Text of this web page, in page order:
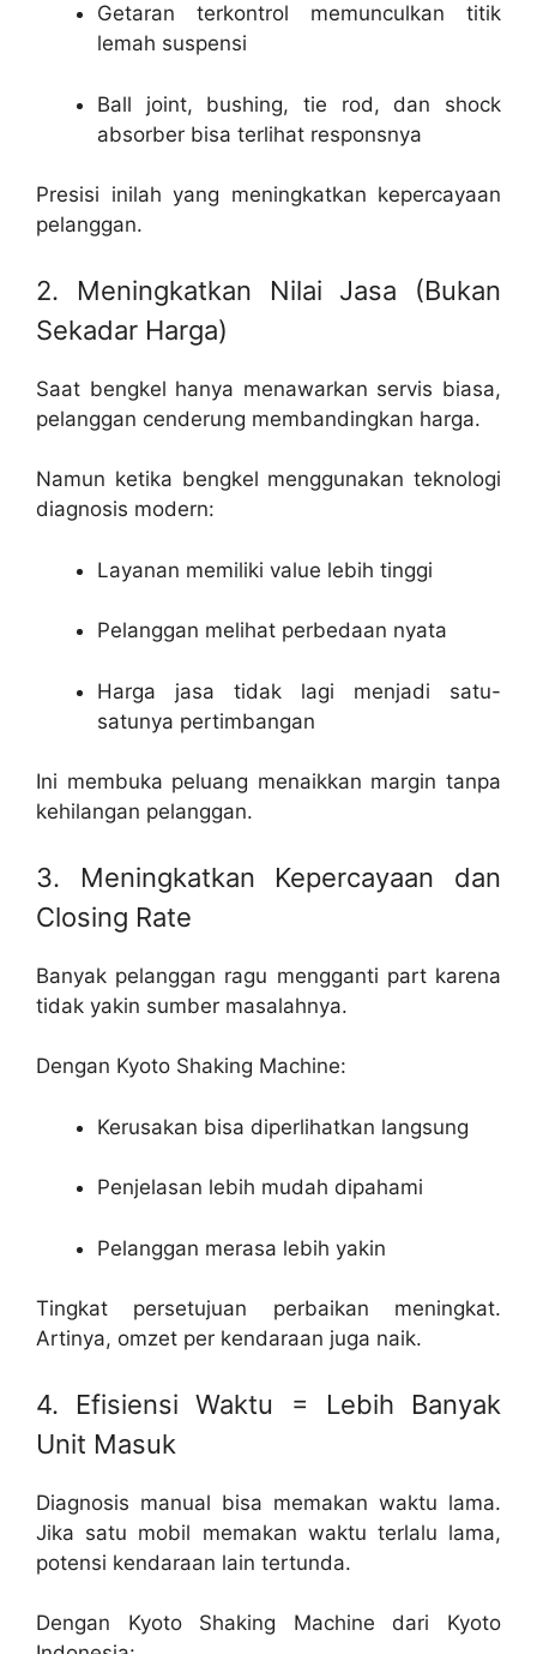
Getaran terkontrol memunculkan titik
lemah suspensi
Ball joint, bushing, tie rod, dan shock
absorber bisa terlihat responsnya
Presisi inilah yang meningkatkan kepercayaan
pelanggan.
2. Meningkatkan Nilai Jasa (Bukan
Sekadar Harga)
Saat bengkel hanya menawarkan servis biasa,
pelanggan cenderung membandingkan harga.
Namun ketika bengkel menggunakan teknologi
diagnosis modern:
Layanan memiliki value lebih tinggi
Pelanggan melihat perbedaan nyata
Harga jasa tidak lagi menjadi satu-
satunya pertimbangan
Ini membuka peluang menaikkan margin tanpa
kehilangan pelanggan.
3. Meningkatkan Kepercayaan dan
Closing Rate
Banyak pelanggan ragu mengganti part karena
tidak yakin sumber masalahnya.
Dengan Kyoto Shaking Machine:
Kerusakan bisa diperlihatkan langsung
Penjelasan lebih mudah dipahami
Pelanggan merasa lebih yakin
Tingkat persetujuan perbaikan meningkat.
Artinya, omzet per kendaraan juga naik.
4. Efisiensi Waktu = Lebih Banyak
Unit Masuk
Diagnosis manual bisa memakan waktu lama.
Jika satu mobil memakan waktu terlalu lama,
potensi kendaraan lain tertunda.
Dengan Kyoto Shaking Machine dari Kyoto